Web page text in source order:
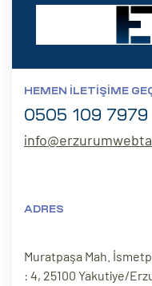
HEMEN İLETIŞIME
0505 109 7979
ADRES
Muratpaşa Mah.
: 4, 25100 Yakutiye/